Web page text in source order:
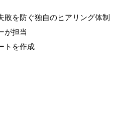
敗を防ぐ独自のヒアリング体制
が担当
トを作成